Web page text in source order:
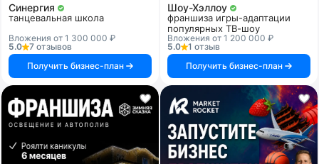
Синергия
танцевальная школа
Вложения от 1 300 000 ₽
5.0
7 отзывов
Получить бизнес-план
Шоу-Хэллоу
франшиза игры-адаптации
популярных ТВ-шоу
Вложения от 1 200 000 ₽
5.0
1 отзыв
Получить бизнес-план